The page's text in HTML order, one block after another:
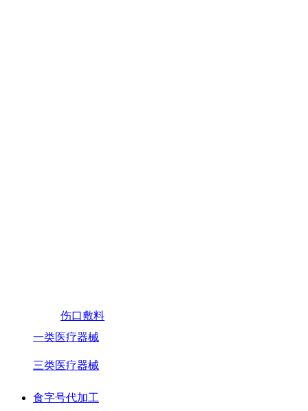
伤口敷料
一类医疗器械
三类医疗器械
食字号代加工